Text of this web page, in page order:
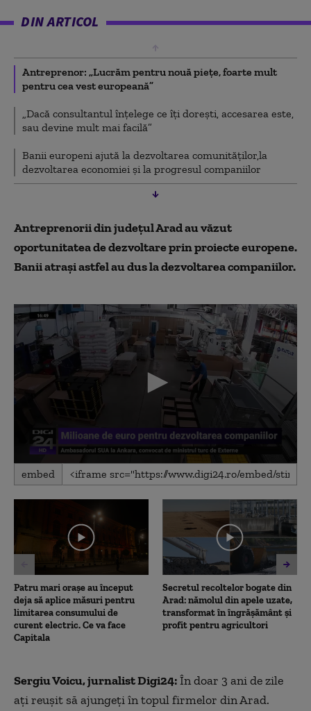
DIN ARTICOL
Antreprenor: „Lucrăm pentru nouă piețe, foarte mult
pentru cea vest europeană”
„Dacă consultantul înțelege ce îți dorești, accesarea este,
sau devine mult mai facilă”
Banii europeni ajută la dezvoltarea comunităților,la
dezvoltarea economiei și la progresul companiilor
Antreprenorii din județul Arad au văzut
oportunitatea de dezvoltare prin proiecte europene.
Banii atrași astfel au dus la dezvoltarea companiilor.
0
seconds
6
seconds
embed
Patru mari orașe au început
deja să aplice măsuri pentru
limitarea consumului de
curent electric. Ce va face
Capitala
Secretul recoltelor bogate din
Arad: nămolul din apele uzate,
transformat în îngrășământ și
profit pentru agricultori
Sergiu Voicu, jurnalist Digi24:În doar 3 ani de zile
ați reușit să ajungeți în topul firmelor din Arad.